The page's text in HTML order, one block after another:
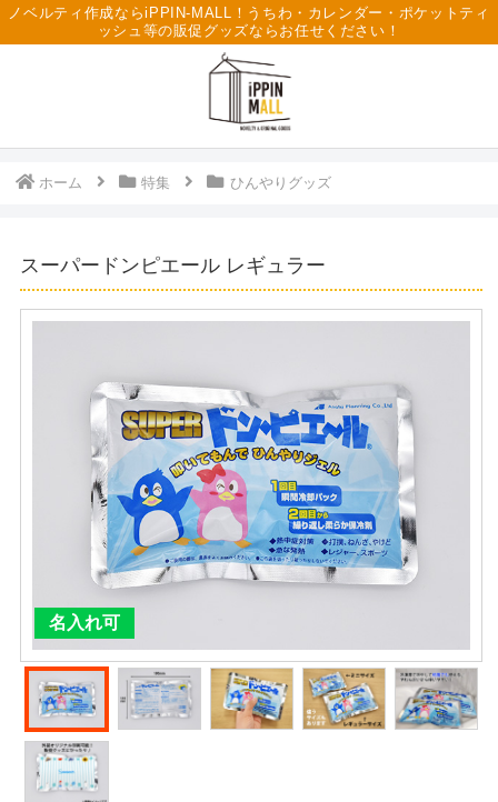
ノベルティ作成ならiPPIN-MALL！うちわ・カレンダー・ポケットティ
ッシュ等の販促グッズならお任せください！
ホーム 特集 ひんやりグッズ
スーパードンピエール レギュラー
名入れ可